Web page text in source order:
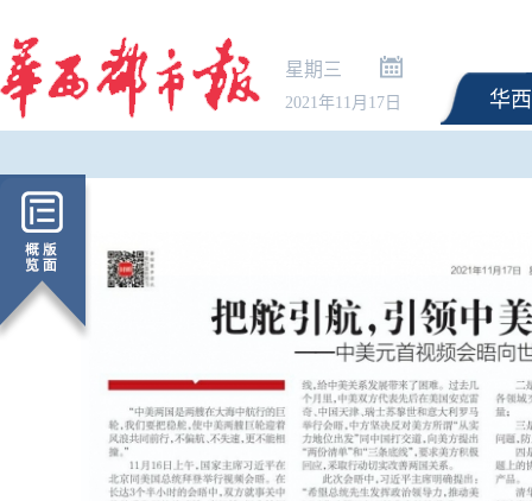
星期三
2021年11月17日 华
最高法：生态环境法典
解释清理全部完成 不适
修改或废止